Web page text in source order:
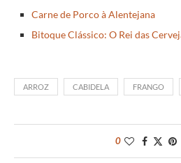
Carne de Porco à Alentejana
Bitoque Clássico: O Rei das
ARROZ CABIDELA FRANGO
0